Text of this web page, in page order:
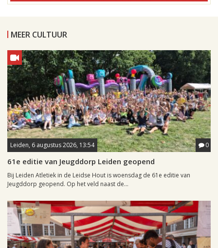
MEER CULTUUR
Leiden, 6 augustus 2026, 13:54 0
61e editie van Jeugddorp Leiden geopend
Bij Leiden Atletiek in de Leidse Hout is woensdag de 61e editie van
Jeugddorp geopend. Op het veld naast de...